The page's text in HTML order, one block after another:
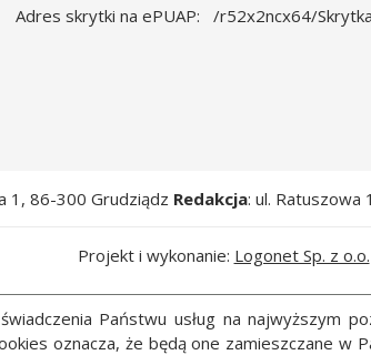
Adres skrytki na ePUAP: /r52x2ncx64/
1, 86-300 Grudziądz Redakcja: ul. Ratuszowa
Projekt i wykonanie: Logonet Sp. z o.o.
Państwu usług na najwyższym
oznacza, że będą one zamieszczane w